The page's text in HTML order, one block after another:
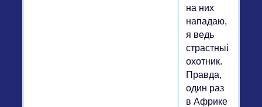
на них
нападаю,
я ведь
страстный
охотник.
Правда,
один раз
в Африке